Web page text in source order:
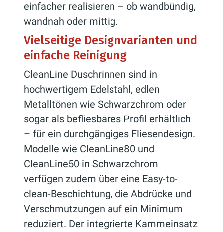
einfacher realisieren – ob wandbündig,
wandnah oder mittig.
Vielseitige Designvarianten und
einfache Reinigung
CleanLine Duschrinnen sind in
hochwertigem Edelstahl, edlen
Metalltönen wie Schwarzchrom oder
sogar als befliesbares Profil erhältlich
– für ein durchgängiges Fliesendesign.
Modelle wie CleanLine80 und
CleanLine50 in Schwarzchrom
verfügen zudem über eine Easy-to-
clean-Beschichtung, die Abdrücke und
Verschmutzungen auf ein Minimum
reduziert. Der integrierte Kammeinsatz